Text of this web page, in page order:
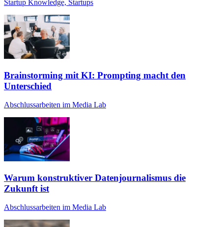
Startup Knowledge, Startups
Brainstorming mit KI: Prompting macht den
Unterschied
Abschlussarbeiten im Media Lab
Warum konstruktiver Datenjournalismus die
Zukunft ist
Abschlussarbeiten im Media Lab